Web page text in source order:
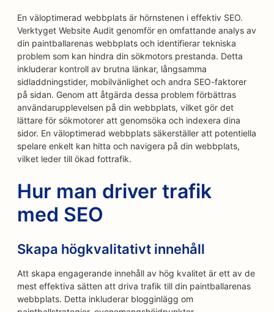
En väloptimerad webbplats är hörnstenen i effektiv SEO.
Verktyget Website Audit genomför en omfattande analys av
din paintballarenas webbplats och identifierar tekniska
problem som kan hindra din sökmotors prestanda. Detta
inkluderar kontroll av brutna länkar, långsamma
sidladdningstider, mobilvänlighet och andra SEO-faktorer
på sidan. Genom att åtgärda dessa problem förbättras
användarupplevelsen på din webbplats, vilket gör det
lättare för sökmotorer att genomsöka och indexera dina
sidor. En väloptimerad webbplats säkerställer att potentiella
spelare enkelt kan hitta och navigera på din webbplats,
vilket leder till ökad fottrafik.
Hur man driver trafik
med SEO
Skapa högkvalitativt innehåll
Att skapa engagerande innehåll av hög kvalitet är ett av de
mest effektiva sätten att driva trafik till din paintballarenas
webbplats. Detta inkluderar blogginlägg om